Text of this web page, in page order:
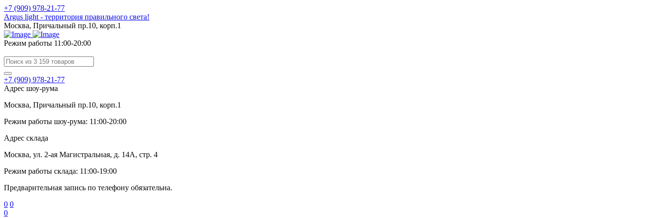
+7 (909) 978-21-77
Argus light - территория правильного света!
Москва, Причальный пр.10, корп.1
Режим работы 11:00-20:00
+7 (909) 978-21-77
Адрес шоу-рума
Москва, Причальный пр.10, корп.1
Режим работы шоу-рума: 11:00-20:00
Адрес склада
Москва, ул. 2-ая Магистральная, д. 14А, стр. 4
Режим работы склада: 11:00-19:00
Предварительная запись по телефону обязательна.
0 0
0